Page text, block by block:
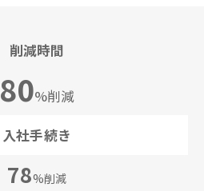
削減時間
80%削減
入社手続き
78%削減